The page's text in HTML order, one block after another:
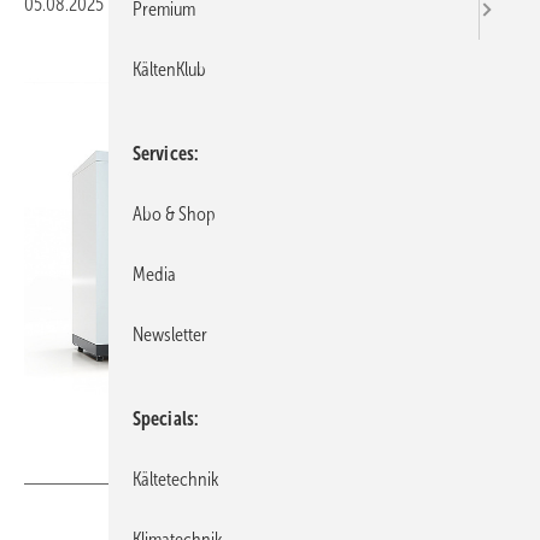
05.08.2025 Veröffentlicht in
Premium
KältenKlub
Services
Abo & Shop
Media
Newsletter
Specials
Kältetechnik